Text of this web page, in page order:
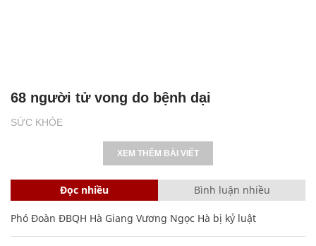
SỨC KHỎE
68 người tử vong do bệnh dại
XEM THÊM BÀI VIẾT
Đọc nhiều Bình luận nhiều
Phó Đoàn ĐBQH Hà Giang Vương Ngọc Hà bị kỷ luật